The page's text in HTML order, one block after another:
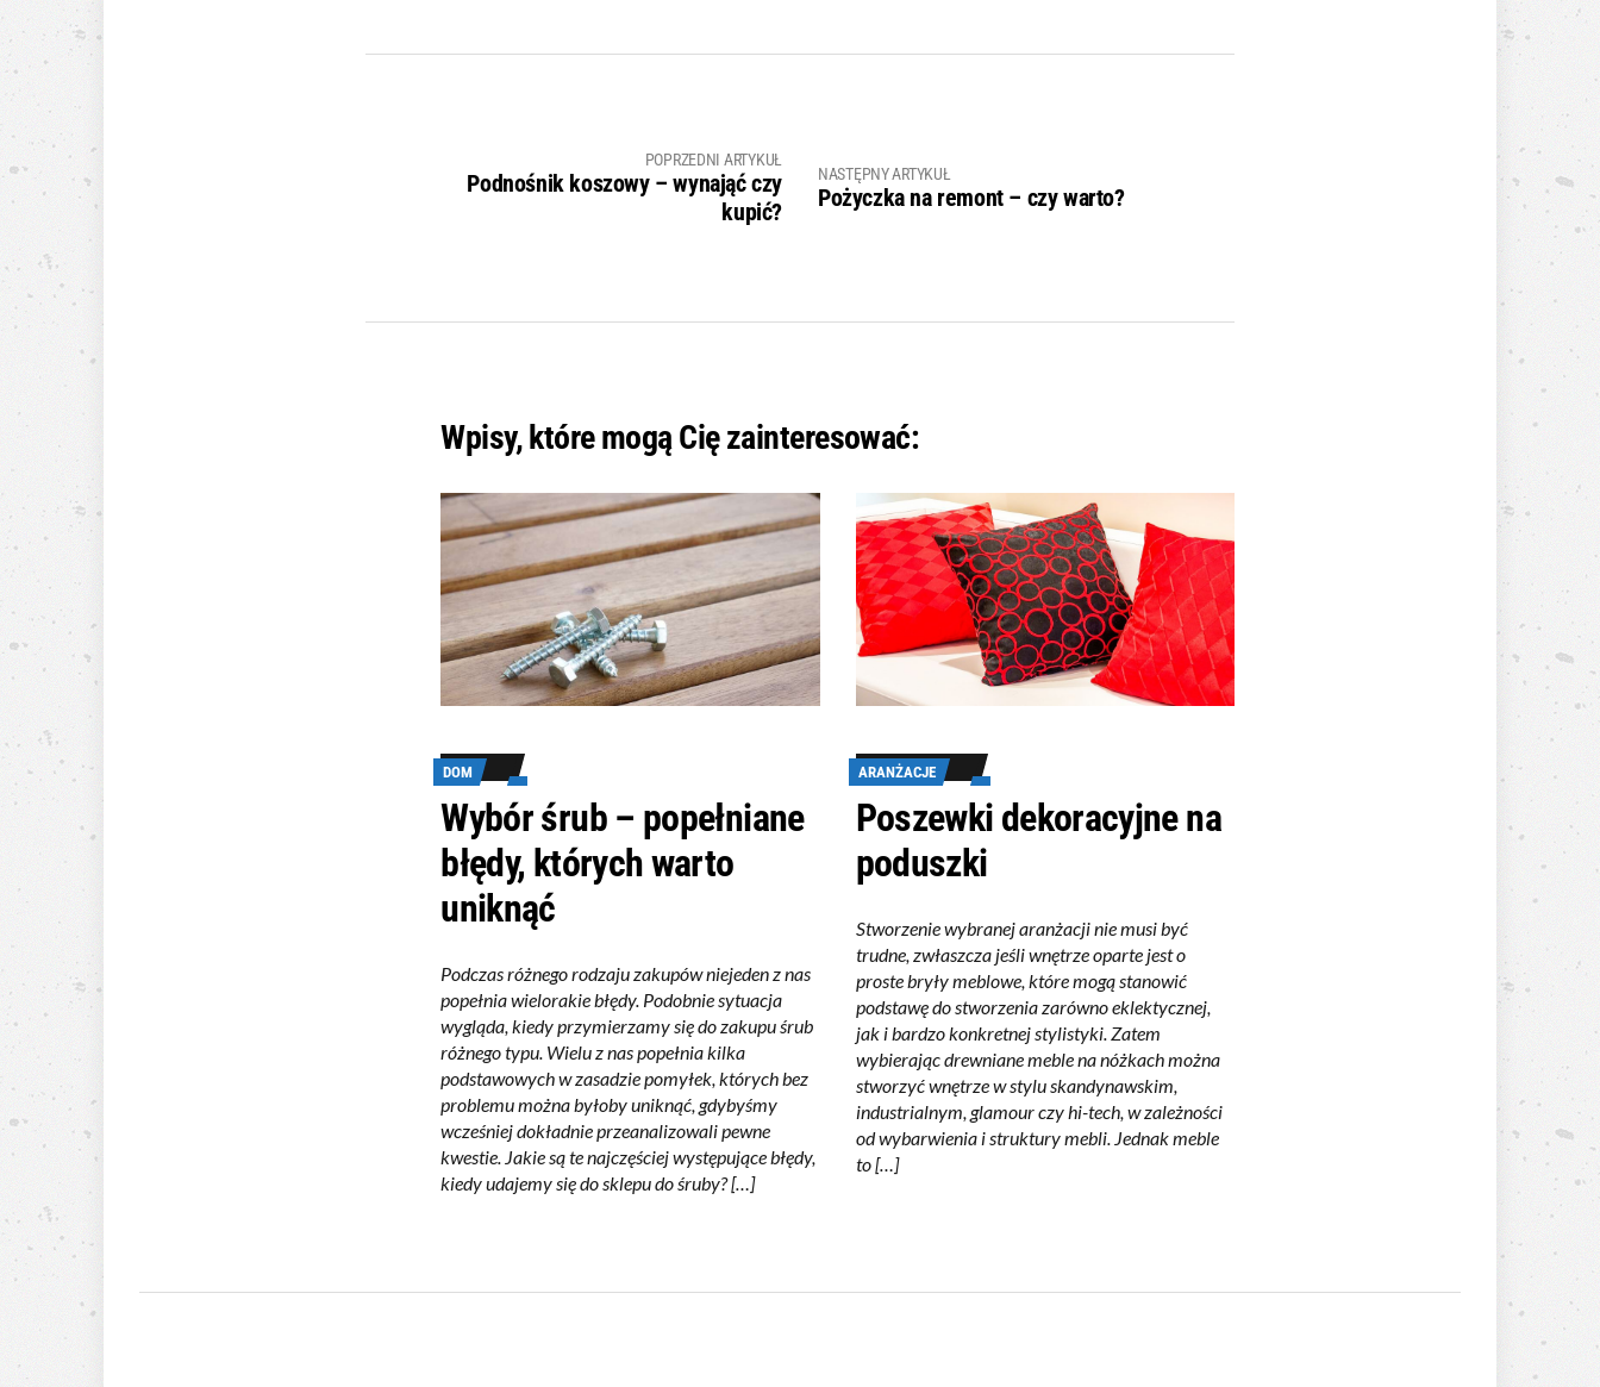
POPRZEDNI ARTYKUŁ
Podnośnik koszowy – wynająć czy
kupić?
NASTĘPNY ARTYKUŁ
Pożyczka na remont – czy warto?
Wpisy, które mogą Cię zainteresować:
DOM
Wybór śrub – popełniane
błędy, których warto
uniknąć
Podczas różnego rodzaju zakupów niejeden z nas
popełnia wielorakie błędy. Podobnie sytuacja
wygląda, kiedy przymierzamy się do zakupu śrub
różnego typu. Wielu z nas popełnia kilka
podstawowych w zasadzie pomyłek, których bez
problemu można byłoby uniknąć, gdybyśmy
wcześniej dokładnie przeanalizowali pewne
kwestie. Jakie są te najczęściej występujące błędy,
kiedy udajemy się do sklepu do śruby? […]
ARANŻACJE
Poszewki dekoracyjne na
poduszki
Stworzenie wybranej aranżacji nie musi być
trudne, zwłaszcza jeśli wnętrze oparte jest o
proste bryły meblowe, które mogą stanowić
podstawę do stworzenia zarówno eklektycznej,
jak i bardzo konkretnej stylistyki. Zatem
wybierając drewniane meble na nóżkach można
stworzyć wnętrze w stylu skandynawskim,
industrialnym, glamour czy hi-tech, w zależności
od wybarwienia i struktury mebli. Jednak meble
to […]